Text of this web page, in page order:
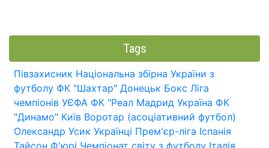
Tags
Півзахисник Національна збірна України з
футболу ФК "Шахтар" Донецьк Бокс Ліга
чемпіонів УЄФА ФК "Реал Мадрид Україна ФК
"Динамо" Київ Воротар (асоціативний футбол)
Олександр Усик Українці Прем'єр-ліга Іспанія
Тайсон Ф'юрі Чемпіонат світу з футболу Італія